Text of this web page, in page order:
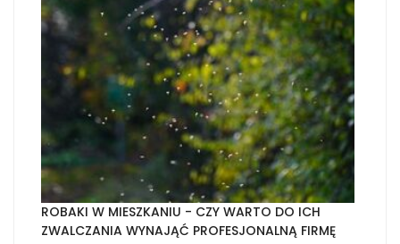
ROBAKI W MIESZKANIU - CZY WARTO DO ICH
ZWALCZANIA WYNAJĄĆ PROFESJONALNĄ FIRMĘ